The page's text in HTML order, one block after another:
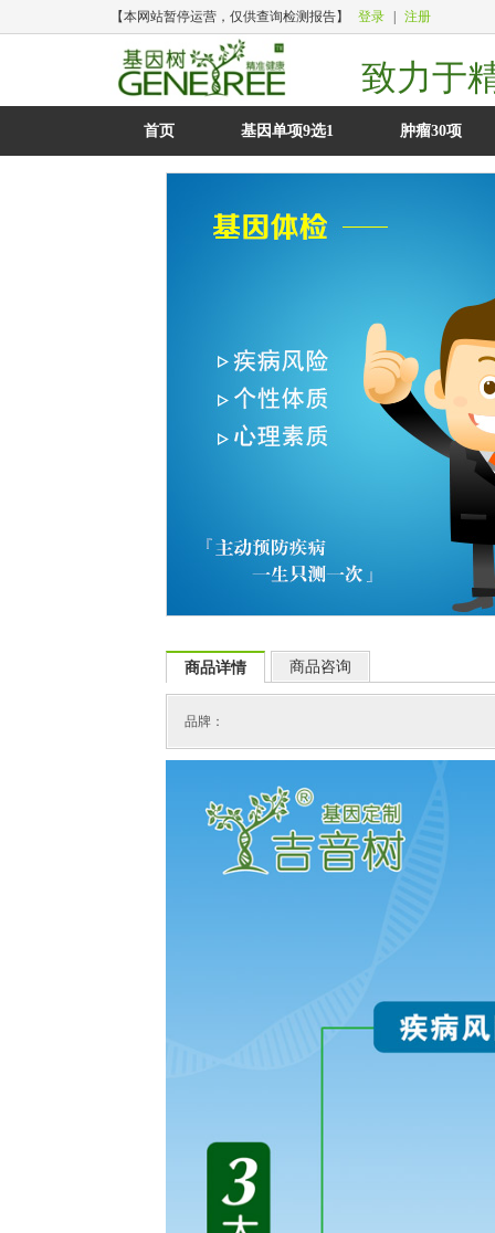
【本网站暂停运营，仅供查询检测报告】 登录 注册
致力于
首页 基因单项9选1 肿瘤30项
商品详情 商品咨询
品牌：